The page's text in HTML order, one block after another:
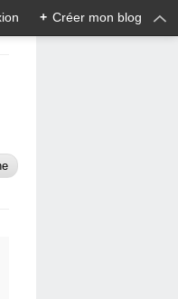
+ Créer mon blog